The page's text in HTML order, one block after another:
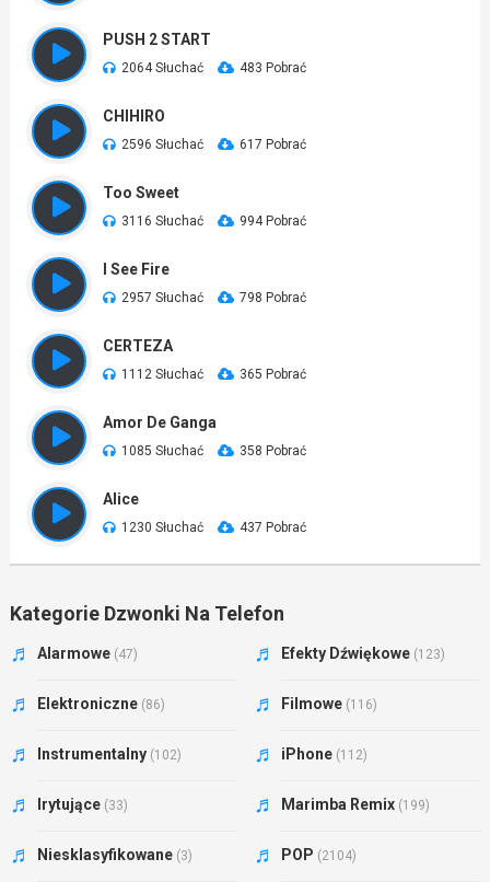
PUSH 2 START
2064 Słuchać 483 Pobrać
CHIHIRO
2596 Słuchać 617 Pobrać
Too Sweet
3116 Słuchać 994 Pobrać
I See Fire
2957 Słuchać 798 Pobrać
CERTEZA
1112 Słuchać 365 Pobrać
Amor De Ganga
1085 Słuchać 358 Pobrać
Alice
1230 Słuchać 437 Pobrać
Kategorie Dzwonki Na Telefon
Alarmowe (47) Efekty Dźwiękowe (123)
Elektroniczne (86) Filmowe (116)
Instrumentalny (102) iPhone (112)
Irytujące (33) Marimba Remix (199)
Niesklasyfikowane (3) POP (2104)